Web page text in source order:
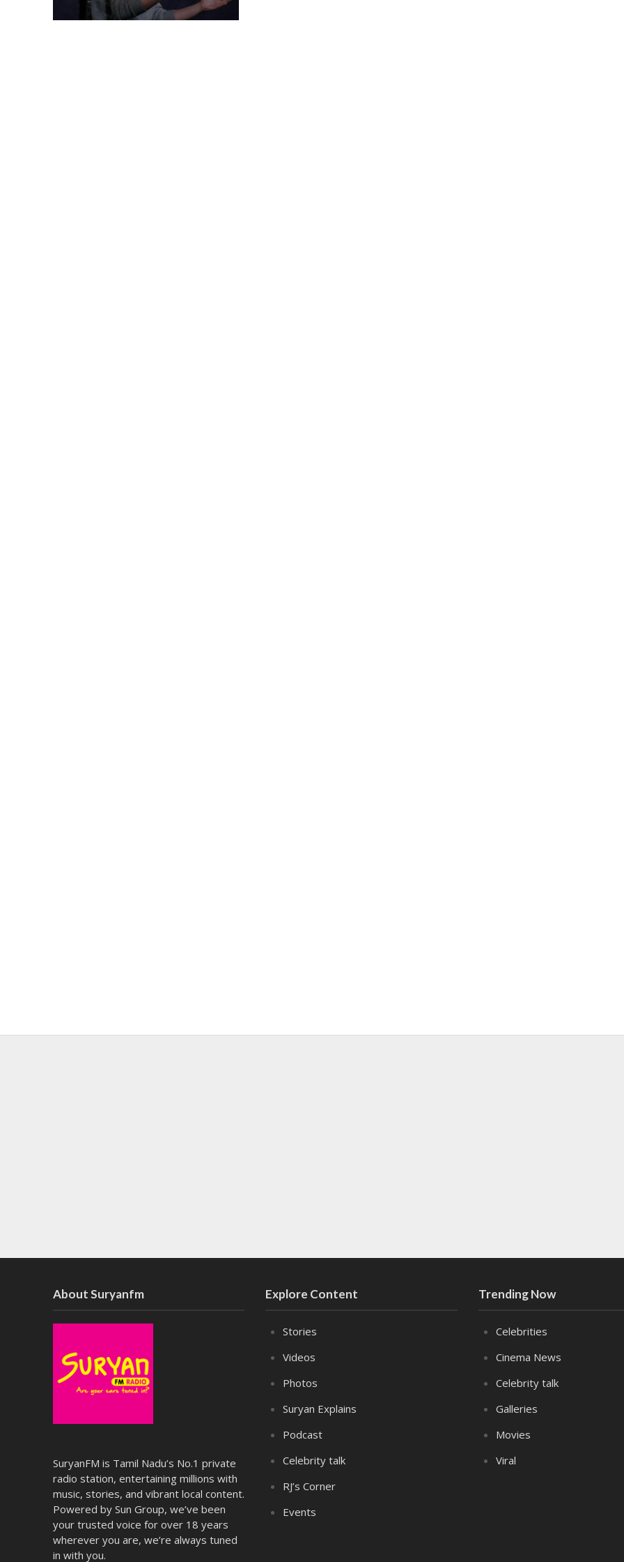
About Suryanfm
SuryanFM is Tamil Nadu’s No.1 private
radio station, entertaining millions with
music, stories, and vibrant local content.
Powered by Sun Group, we’ve been
your trusted voice for over 18 years
wherever you are, we’re always tuned
in with you.
Explore Content
Stories
Videos
Photos
Suryan Explains
Podcast
Celebrity talk
RJ’s Corner
Events
Trending Now
Celebrities
Cinema News
Celebrity talk
Galleries
Movies
Viral